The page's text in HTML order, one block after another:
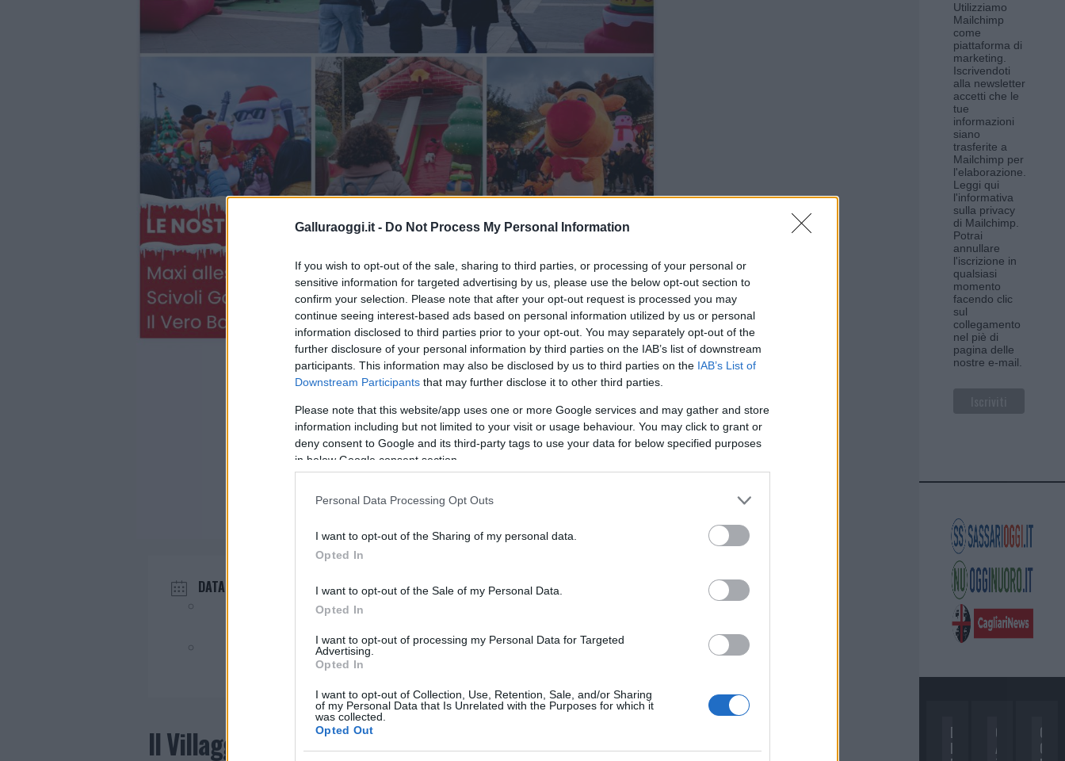
Galluraoggi.it - Do Not Process My Personal Information
If you wish to opt-out of the sale, sharing to third parties, or processing of your personal or
sensitive information for targeted advertising by us, please use the below opt-out section to
confirm your selection. Please note that after your opt-out request is processed you may
continue seeing interest-based ads based on personal information utilized by us or personal
information disclosed to third parties prior to your opt-out. You may separately opt-out of the
further disclosure of your personal information by third parties on the IAB’s list of downstream
participants. This information may also be disclosed by us to third parties on the IAB’s List of
Downstream Participants that may further disclose it to other third parties.
Please note that this website/app uses one or more Google services and may gather and store
information including but not limited to your visit or usage behaviour. You may click to grant or
deny consent to Google and its third-party tags to use your data for below specified purposes
in below Google consent section.
Personal Data Processing Opt Outs
I want to opt-out of the Sharing of my personal data.
Opted In
I want to opt-out of the Sale of my Personal Data.
Opted In
I want to opt-out of processing my Personal Data for Targeted
Advertising.
Opted In
I want to opt-out of Collection, Use, Retention, Sale, and/or Sharing
of my Personal Data that Is Unrelated with the Purposes for which it
was collected.
Opted Out
DATA
Il Villaggio di Natale arriva ad Aglientu
Utilizziamo
Mailchimp
come
piattaforma di
marketing.
Iscrivendoti
alla newsletter
accetti che le
tue
informazioni
siano
trasferite a
Mailchimp per
l'elaborazione.
Leggi qui
l'informativa
sulla privacy
di Mailchimp.
Potrai
annullare
l'iscrizione in
qualsiasi
momento
facendo clic
sul
collegamento
nel piè di
pagina delle
nostre e-mail.
D
I
C
A
C
O